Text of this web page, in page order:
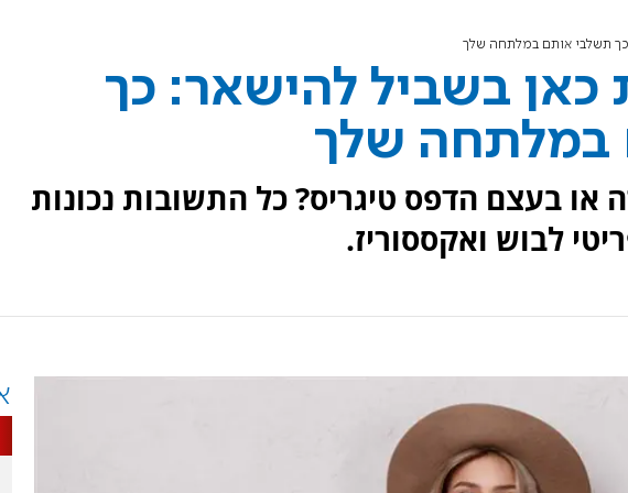
תשלבי אותם במלתחה שלך
כאן בשביל להישאר: כך
במלתחה שלך
או בעצם הדפס טיגריס? כל התשובות נכונות
לבוש ואקססוריז.